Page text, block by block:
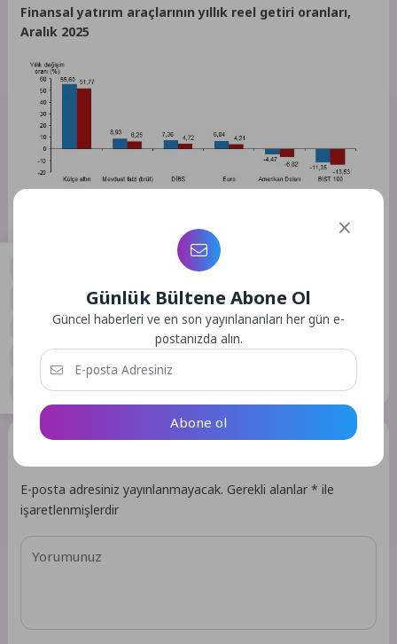
Finansal yatırım araçlarının yıllık reel getiri oranları,
Aralık 2025
Kaynak: (BYZHA) Beyaz Haber Ajansı
Etiketler : Bu yazıya ait etiket bulunamadı.
Bir Yorum Yazın
E-posta adresiniz yayınlanmayacak. Gerekli alanlar* ile
işaretlenmişlerdir
Günlük Bültene Abone Ol
Güncel haberleri ve en son yayınlananları her gün e-
postanızda alın.
Abone ol